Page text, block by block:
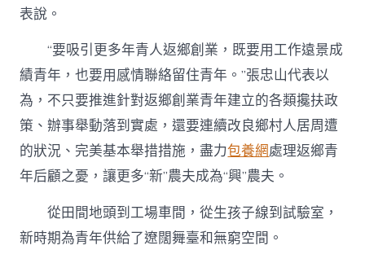
表說。
“要吸引更多年青人返鄉創業，既要用工作遠景成
績青年，也要用感情聯絡留住青年。”張忠山代表以
為，不只要推進針對返鄉創業青年建立的各類攙扶政
策、辦事舉動落到實處，還要連續改良鄉村人居周遭
的狀況、完美基本舉措措施，盡力包養網處理返鄉青
年后顧之憂，讓更多“新”農夫成為“興”農夫。
從田間地頭到工場車間，從生孩子線到試驗室，
新時期為青年供給了遼闊舞臺和無窮空間。